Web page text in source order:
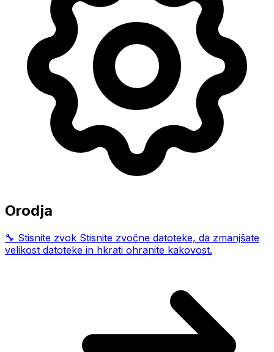
Orodja
🔧 Stisnite zvok Stisnite zvočne datoteke, da zmanjšate
velikost datoteke in hkrati ohranite kakovost.